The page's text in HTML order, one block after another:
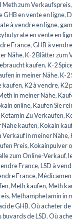
Meth zum Verkaufspreis,
GHB en vente en ligne,
à vendre en ligne,
en vente en
France,GHB à
Nähe,K-2 Blätter zum
kaufen,K-2
in meiner Nähe,K-2
kaufen,K2 à vendre,K2
in meiner Nähe,
online,Kaufen Sie
Ketamin Zu Verkaufen,
Nähe kaufen,Kokain
Verkauf in meiner Nähe,
Preis,Kokainpulver
zum Online-Verkauf,
France,LSD à
France,
,Meth kaufen,Meth
,Methamphetamin in
GHB,Où acheter de
de LSD,Où